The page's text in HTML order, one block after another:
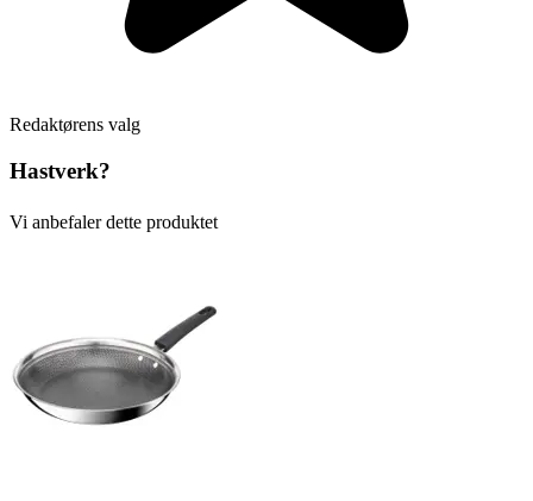
Redaktørens valg
Hastverk?
Vi anbefaler dette produktet